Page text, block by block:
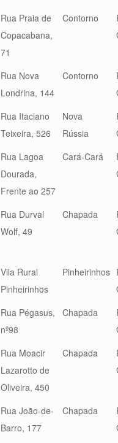
Rua Praia de
Copacabana,
71
Contorno
Rua Nova
Londrina, 144
Contorno
Rua Itaciano
Teixeira, 526
Nova
Rússia
Rua Lagoa
Dourada,
Frente ao 257
Cará-Cará
Rua Durval
Wolf, 49
Chapada
Vila Rural
Pinheirinhos
Pinheirinhos
Rua Pégasus,
nº98
Chapada
Rua Moacir
Lazarotto de
Oliveira, 450
Chapada
Rua João-de-
Barro, 177
Chapada